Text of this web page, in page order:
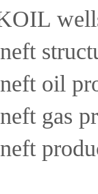
oil
gas